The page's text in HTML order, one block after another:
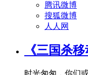
腾讯微博
搜狐微博
人人网
《三国杀
时光匆匆，你们